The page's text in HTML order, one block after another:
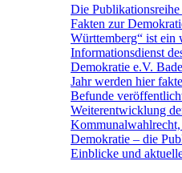
Die
Fakten zur
Württemberg“ ist ein
Informationsdienst
Demokratie e.V.
Jahr werden hier
Befunde
Weiterentwicklung
Demokratie – die
Einblicke und